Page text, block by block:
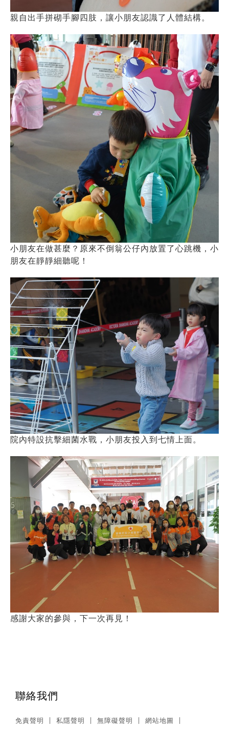
親自出手拼砌手腳四肢，讓小朋友認識了人體結構。
小朋友在做甚麼？原來不倒翁公仔內放置了心跳機，小
朋友在靜靜細聽呢！
院內特設抗擊細菌水戰，小朋友投入到七情上面。
感謝大家的參與，下一次再見！
聯絡我們
免責聲明 私隱聲明 無障礙聲明 網站地圖